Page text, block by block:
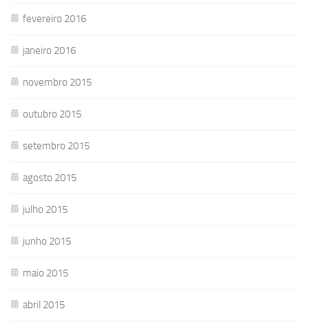
fevereiro 2016
janeiro 2016
novembro 2015
outubro 2015
setembro 2015
agosto 2015
julho 2015
junho 2015
maio 2015
abril 2015